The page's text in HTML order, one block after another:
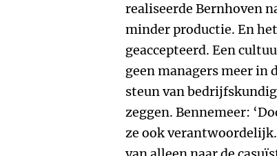
realiseerde Bernhoven
minder productie. En
geaccepteerd. Een
geen managers meer in
steun van
zeggen. Bennemeer:
ze ook